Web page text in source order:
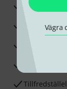
Vägra
3-år
30 dagars
Råd från